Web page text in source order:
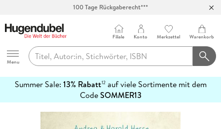
100 Tage Rückgaberecht***
Hugendubel
Menu
Filiale Konto Merkzettel Warenkorb
Summer Sale: 13% Rabatt12auf viele Sortimente mit dem
CodeSOMMER13
erfahren